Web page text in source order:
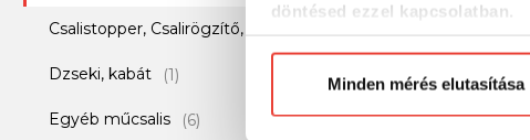
döntésed ezzel kapcsolatban.
Előre is köszönjük!
Minden mérés elutasítása
Csalistopper, Csalirögzítő, Csalitüske
Dzseki, kabát (1)
Egyéb műcsalis (6)
cheburaska 8g
1 359 Ft